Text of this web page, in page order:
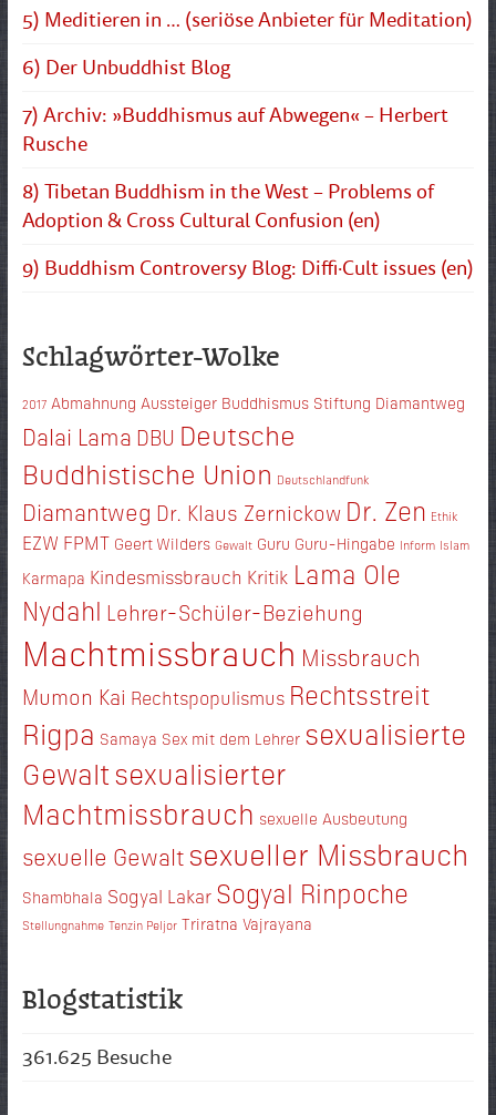
5) Meditieren in … (seriöse Anbieter für Meditation)
6) Der Unbuddhist Blog
7) Archiv: »Buddhismus auf Abwegen« – Herbert
Rusche
8) Tibetan Buddhism in the West – Problems of
Adoption & Cross Cultural Confusion (en)
9) Buddhism Controversy Blog: Diffi·Cult issues (en)
Schlagwörter-Wolke
2017 Abmahnung Aussteiger Buddhismus Stiftung Diamantweg
Dalai Lama DBU Deutsche
Buddhistische Union Deutschlandfunk
Diamantweg Dr. Klaus Zernickow Dr. Zen Ethik
EZW FPMT Geert Wilders Gewalt Guru Guru-Hingabe Inform Islam
Karmapa Kindesmissbrauch Kritik Lama Ole
Nydahl Lehrer-Schüler-Beziehung
Machtmissbrauch Missbrauch
Mumon Kai Rechtspopulismus Rechtsstreit
Rigpa Samaya Sex mit dem Lehrer sexualisierte
Gewaltsexualisierter
Machtmissbrauch sexuelle Ausbeutung
sexuelle Gewalt sexueller Missbrauch
Shambhala Sogyal Lakar Sogyal Rinpoche
Stellungnahme Tenzin Peljor Triratna Vajrayana
Blogstatistik
361.625 Besuche